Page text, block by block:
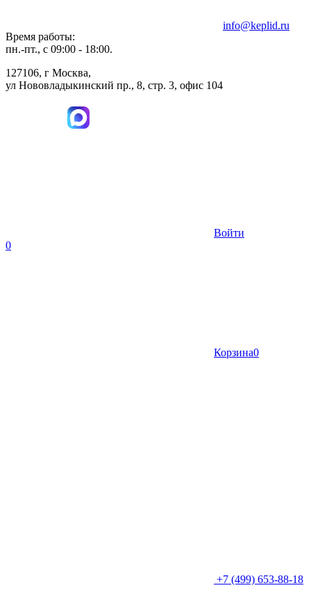
Время работы:
пн.-пт., с 09:00 - 18:00.
127106, г Москва,
ул Нововладыкинский пр., 8, стр. 3, офис 104
info@keplid.ru
Войти
0
Корзина0
+7 (499) 653-88-18